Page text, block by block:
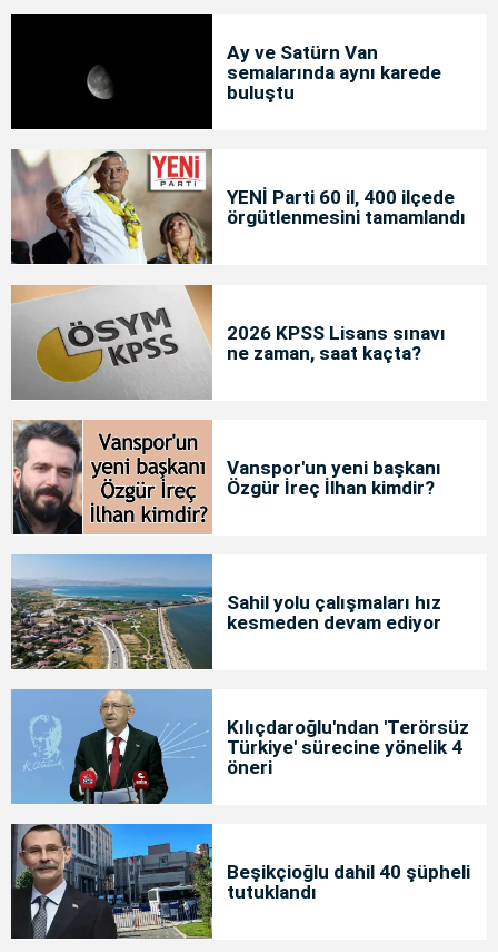
Ay ve Satürn Van
semalarında aynı karede
buluştu
YENİ Parti 60 il, 400 ilçede
örgütlenmesini tamamlandı
2026 KPSS Lisans sınavı
ne zaman, saat kaçta?
Vanspor'un yeni başkanı
Özgür İreç İlhan kimdir?
Sahil yolu çalışmaları hız
kesmeden devam ediyor
Kılıçdaroğlu'ndan 'Terörsüz
Türkiye' sürecine yönelik 4
öneri
Beşikçioğlu dahil 40 şüpheli
tutuklandı